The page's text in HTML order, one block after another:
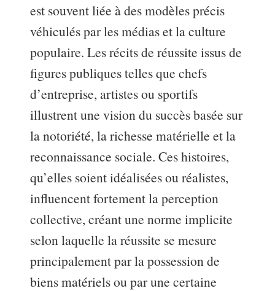
est souvent liée à des modèles précis
véhiculés par les médias et la culture
populaire. Les récits de réussite issus de
figures publiques telles que chefs
d’entreprise, artistes ou sportifs
illustrent une vision du succès basée sur
la notoriété, la richesse matérielle et la
reconnaissance sociale. Ces histoires,
qu’elles soient idéalisées ou réalistes,
influencent fortement la perception
collective, créant une norme implicite
selon laquelle la réussite se mesure
principalement par la possession de
biens matériels ou par une certaine